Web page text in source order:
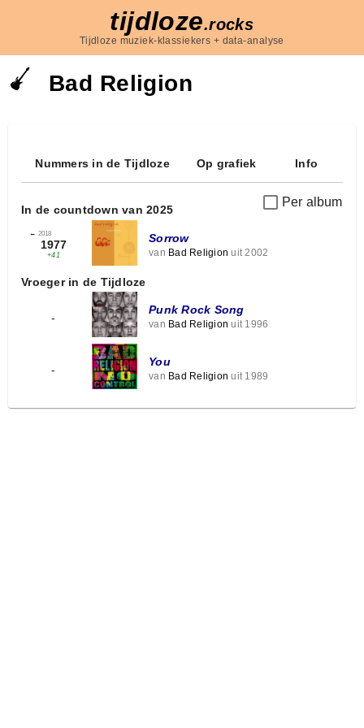
tijdloze.rocks
Tijdloze muziek-klassiekers + data-analyse
Bad Religion
Nummers in de Tijdloze Op grafiek Info
Per album
In de countdown van 2025
← 2018
1977
+41
Sorrow
van Bad Religion uit 2002
Vroeger in de Tijdloze
-
Punk Rock Song
van Bad Religion uit 1996
-
You
van Bad Religion uit 1989